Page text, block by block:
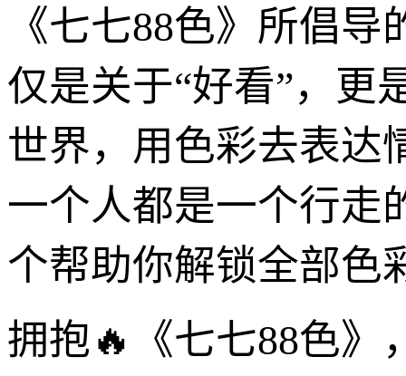
《七七88色》所倡
仅是关于“好看”，更
世界，用色彩去表达
一个人都是一个行走
个帮助你解锁全部色
拥抱🔥《七七88色》